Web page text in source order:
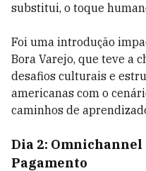
substitui, o toque
Foi uma introdução
Bora Varejo, que teve a
desafios culturais e
americanas com o
caminhos de
Dia 2: Omnichannel
Pagamento